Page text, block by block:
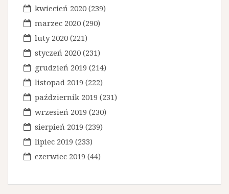
kwiecień 2020 (239)
marzec 2020 (290)
luty 2020 (221)
styczeń 2020 (231)
grudzień 2019 (214)
listopad 2019 (222)
październik 2019 (231)
wrzesień 2019 (230)
sierpień 2019 (239)
lipiec 2019 (233)
czerwiec 2019 (44)